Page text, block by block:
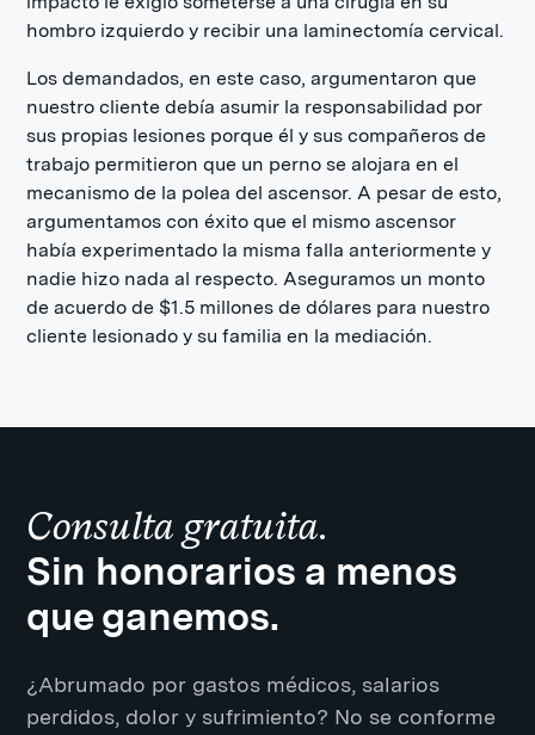
hombro izquierdo y recibir una laminectomía cervical.
Los demandados, en este caso, argumentaron que
nuestro cliente debía asumir la responsabilidad por
sus propias lesiones porque él y sus compañeros de
trabajo permitieron que un perno se alojara en el
mecanismo de la polea del ascensor. A pesar de esto,
argumentamos con éxito que el mismo ascensor
había experimentado la misma falla anteriormente y
nadie hizo nada al respecto. Aseguramos un monto
de acuerdo de $1.5 millones de dólares para nuestro
cliente lesionado y su familia en la mediación.
Consulta gratuita.
Sin honorarios a menos
que ganemos.
¿Abrumado por gastos médicos, salarios
perdidos, dolor y sufrimiento? No se conforme